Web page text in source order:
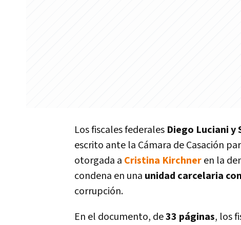
Los fiscales federales Diego Luciani y
escrito ante la Cámara de Casación
otorgada a Cristina Kirchneren la
condena en una unidad carcelaria
corrupción.
En el documento, de33 páginas, los